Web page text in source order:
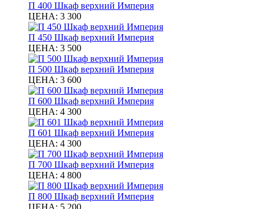
П 400 Шкаф верхний Империя
ЦЕНА: 3 300
П 450 Шкаф верхний Империя
ЦЕНА: 3 500
П 500 Шкаф верхний Империя
ЦЕНА: 3 600
П 600 Шкаф верхний Империя
ЦЕНА: 4 300
П 601 Шкаф верхний Империя
ЦЕНА: 4 300
П 700 Шкаф верхний Империя
ЦЕНА: 4 800
П 800 Шкаф верхний Империя
ЦЕНА: 5 200